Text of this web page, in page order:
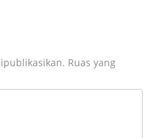
Ruas yang